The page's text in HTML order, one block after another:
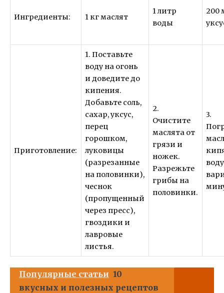
Ингредиенты: 1 кг маслят
1 литр
воды
200
Приготовление:
1. Поставьте
воду на огонь
и доведите до
кипения.
Добавьте соль,
сахар, уксус,
перец
горошком,
луковицы
(разрезанные
на половинки),
чеснок
(пропущенный
через пресс),
гвоздики и
лавровые
листья.
2.
Очистите
маслята от
грязи и
ножек.
Разрежьте
грибы на
половинки.
3.
Популярные статьи 10
вкусных и полезных рецептов